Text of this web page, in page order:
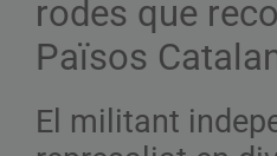
rodes que
Països
El militant